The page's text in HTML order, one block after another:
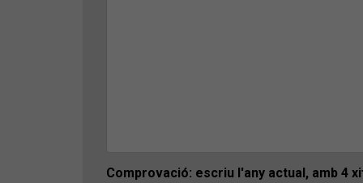
Comprovació: escriu l'any actual, amb 4